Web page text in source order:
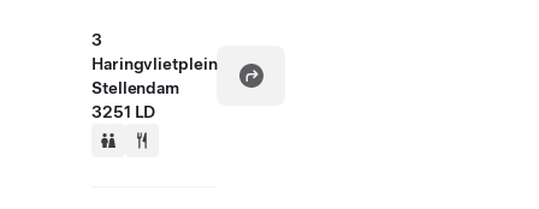
3
Haringvlietplein
Stellendam
3251 LD